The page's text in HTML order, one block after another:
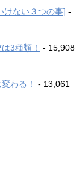
けない３つの事] -
3種類！
- 15,908
わる！
- 13,061